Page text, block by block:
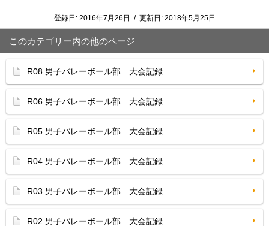
登録日: 2016年7月26日 / 更新日: 2018年5月25日
このカテゴリー内の他のページ
R08 男子バレーボール部 大会記録
R06 男子バレーボール部 大会記録
R05 男子バレーボール部 大会記録
R04 男子バレーボール部 大会記録
R03 男子バレーボール部 大会記録
R02 男子バレーボール部 大会記録